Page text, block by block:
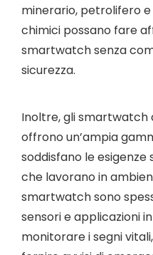
minerario, petrolifero
chimici possano fare
smartwatch senza
sicurezza.
Inoltre, gli smartwatch
offrono un’ampia
soddisfano le
che lavorano in
smartwatch sono
sensori e applicazioni
monitorare i segni